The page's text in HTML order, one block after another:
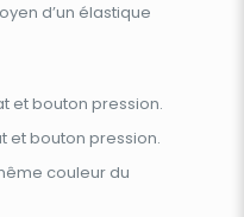
d’un élastique
et bouton pression.
et bouton pression.
couleur du